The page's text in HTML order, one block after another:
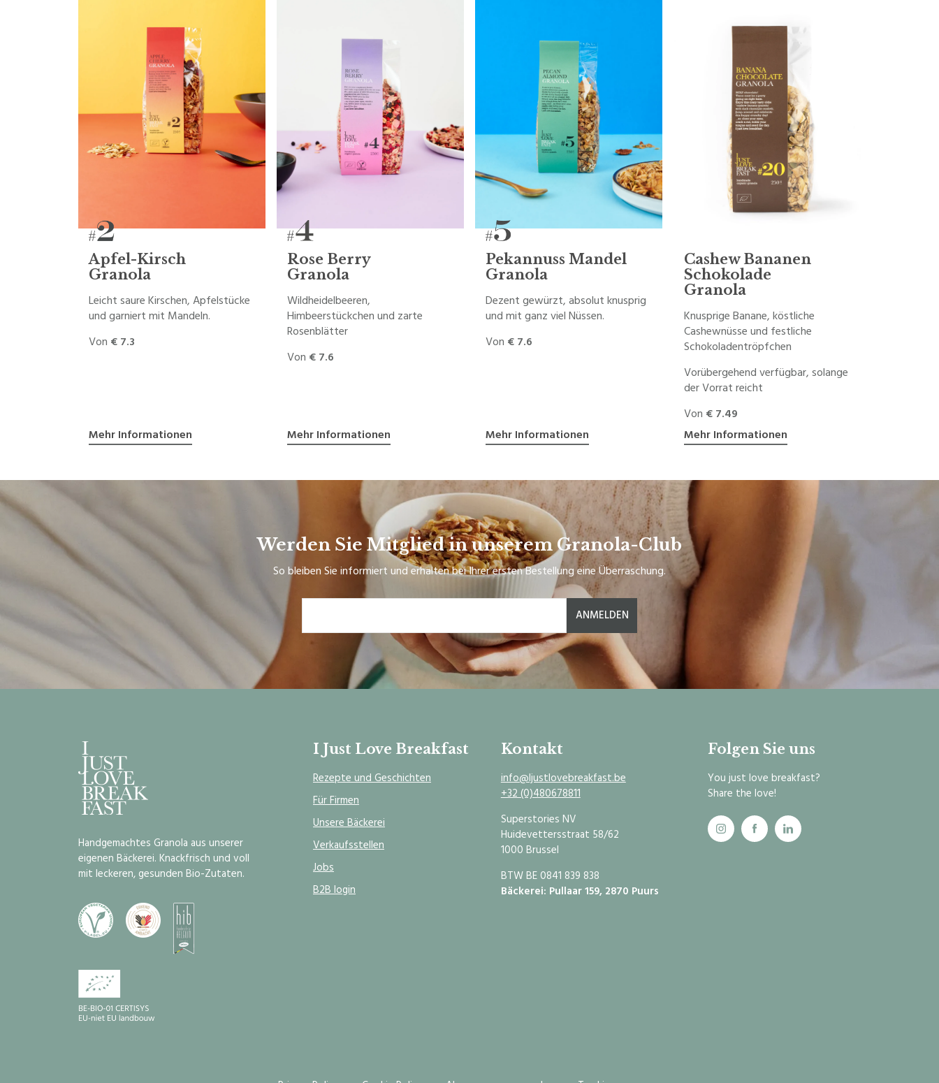
Apfel-Kirsch
Granola
Leicht saure Kirschen, Apfelstücke
und garniert mit Mandeln.
Von € 7.3
Mehr Informationen
Rose Berry
Granola
Wildheidelbeeren,
Himbeerstückchen und zarte
Rosenblätter
Von € 7.6
Mehr Informationen
Pekannuss Mandel
Granola
Dezent gewürzt, absolut knusprig
und mit ganz viel Nüssen.
Von € 7.6
Mehr Informationen
Cashew Bananen
Schokolade
Granola
Knusprige Banane, köstliche
Cashewnüsse und festliche
Schokoladentröpfchen
Vorübergehend verfügbar, solange
der Vorrat reicht
Von € 7.49
Mehr Informationen
Werden Sie Mitglied in unserem Granola-Club
So bleiben Sie informiert und erhalten bei Ihrer ersten Bestellung eine Überraschung.
ANMELDEN
Handgemachtes Granola aus unserer
eigenen Bäckerei. Knackfrisch und voll
mit leckeren, gesunden Bio-Zutaten.
I Just Love Breakfast
Rezepte und Geschichten
Für Firmen
Unsere Bäckerei
Verkaufsstellen
Jobs
B2B login
Kontakt
info@Ijustlovebreakfast.be
+32 (0)480678811
Superstories NV
Huidevettersstraat 58/62
1000 Brussel
BTW BE 0841 839 838
Bäckerei: Pullaar 159, 2870 Puurs
Folgen Sie uns
You just love breakfast?
Share the love!